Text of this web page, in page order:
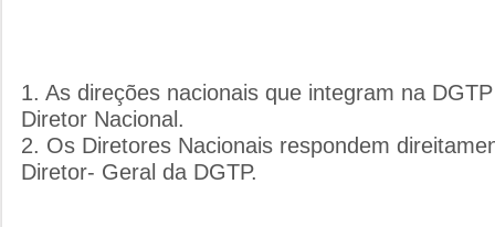
1. As direções nacionais que integram na
Diretor Nacional.
2. Os Diretores Nacionais respondem
Diretor- Geral da DGTP.